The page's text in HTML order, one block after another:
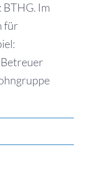
BTHG. Im
für